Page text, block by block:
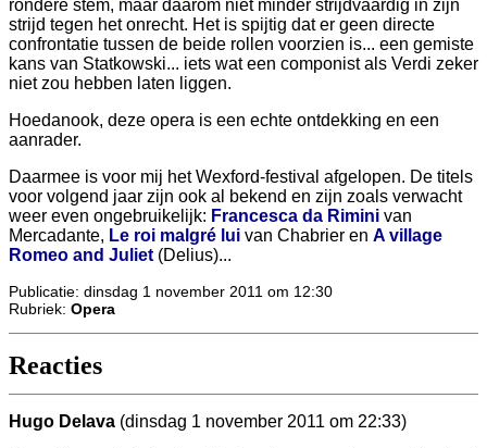
rondere stem, maar daarom niet minder strijdvaardig in zijn
strijd tegen het onrecht. Het is spijtig dat er geen directe
confrontatie tussen de beide rollen voorzien is... een gemiste
kans van Statkowski... iets wat een componist als Verdi zeker
niet zou hebben laten liggen.
Hoedanook, deze opera is een echte ontdekking en een
aanrader.
Daarmee is voor mij het Wexford-festival afgelopen. De titels
voor volgend jaar zijn ook al bekend en zijn zoals verwacht
weer even ongebruikelijk: Francesca da Rimini van
Mercadante, Le roi malgré lui van Chabrier en A village
Romeo and Juliet (Delius)...
Publicatie: dinsdag 1 november 2011 om 12:30
Rubriek: Opera
Reacties
Hugo Delava (dinsdag 1 november 2011 om 22:33)